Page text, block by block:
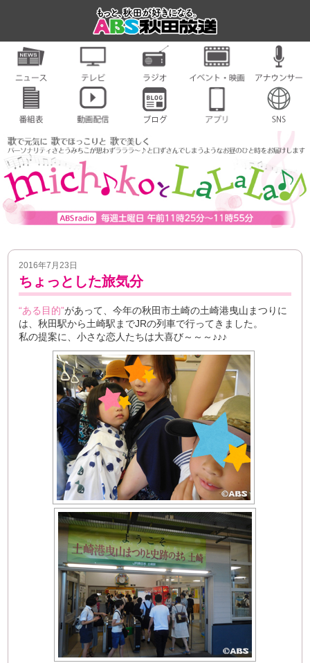
2016年7月23日
ちょっとした旅気分
“ある目的”があって、今年の秋田市土崎の土崎港曳山まつりに
は、秋田駅から土崎駅までJRの列車で行ってきました。
私の提案に、小さな恋人たちは大喜び～～～♪♪♪